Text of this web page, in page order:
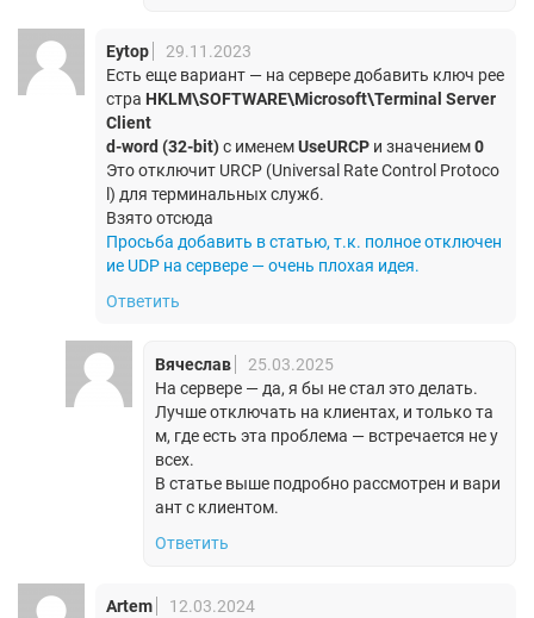
Eytop
29.11.2023
Есть еще вариант — на сервере добавить ключ рее
стра HKLM\SOFTWARE\Microsoft\Terminal Server
Client
d-word (32-bit)с именемUseURCP и значением0
Это отключит URCP (Universal Rate Control Protoco
l) для терминальных служб.
Взято отсюда
Просьба добавить в статью, т.к. полное отключен
ие UDP на сервере — очень плохая идея.
Ответить
Вячеслав
25.03.2025
На сервере — да, я бы не стал это делать.
Лучше отключать на клиентах, и только та
м, где есть эта проблема — встречается не у
всех.
В статье выше подробно рассмотрен и вари
ант с клиентом.
Ответить
Artem
12.03.2024